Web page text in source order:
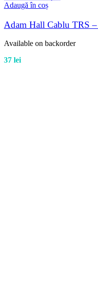
Adaugă în coș
Adam Hall Cablu TRS
Available on backorder
37 lei